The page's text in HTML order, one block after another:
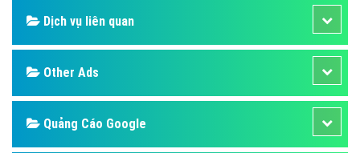
Dịch vụ liên quan
Other Ads
Quảng Cáo Google